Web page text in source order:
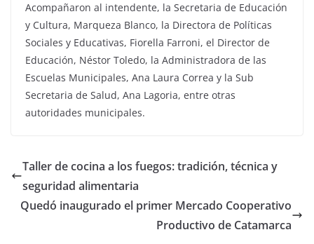
Acompañaron al intendente, la Secretaria de Educación
y Cultura, Marqueza Blanco, la ‌Directora de Políticas
Sociales y Educativas, Fiorella Farroni, el ‌Director de
Educación, Néstor Toledo, la Administradora de las
Escuelas Municipales, Ana Laura Correa y la Sub
Secretaria de Salud, Ana Lagoria, entre otras
autoridades municipales.
Taller de cocina a los fuegos: tradición, técnica y
seguridad alimentaria
Quedó inaugurado el primer Mercado Cooperativo
Productivo de Catamarca